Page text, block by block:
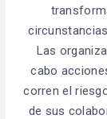
Las
cabo
corren el
de sus